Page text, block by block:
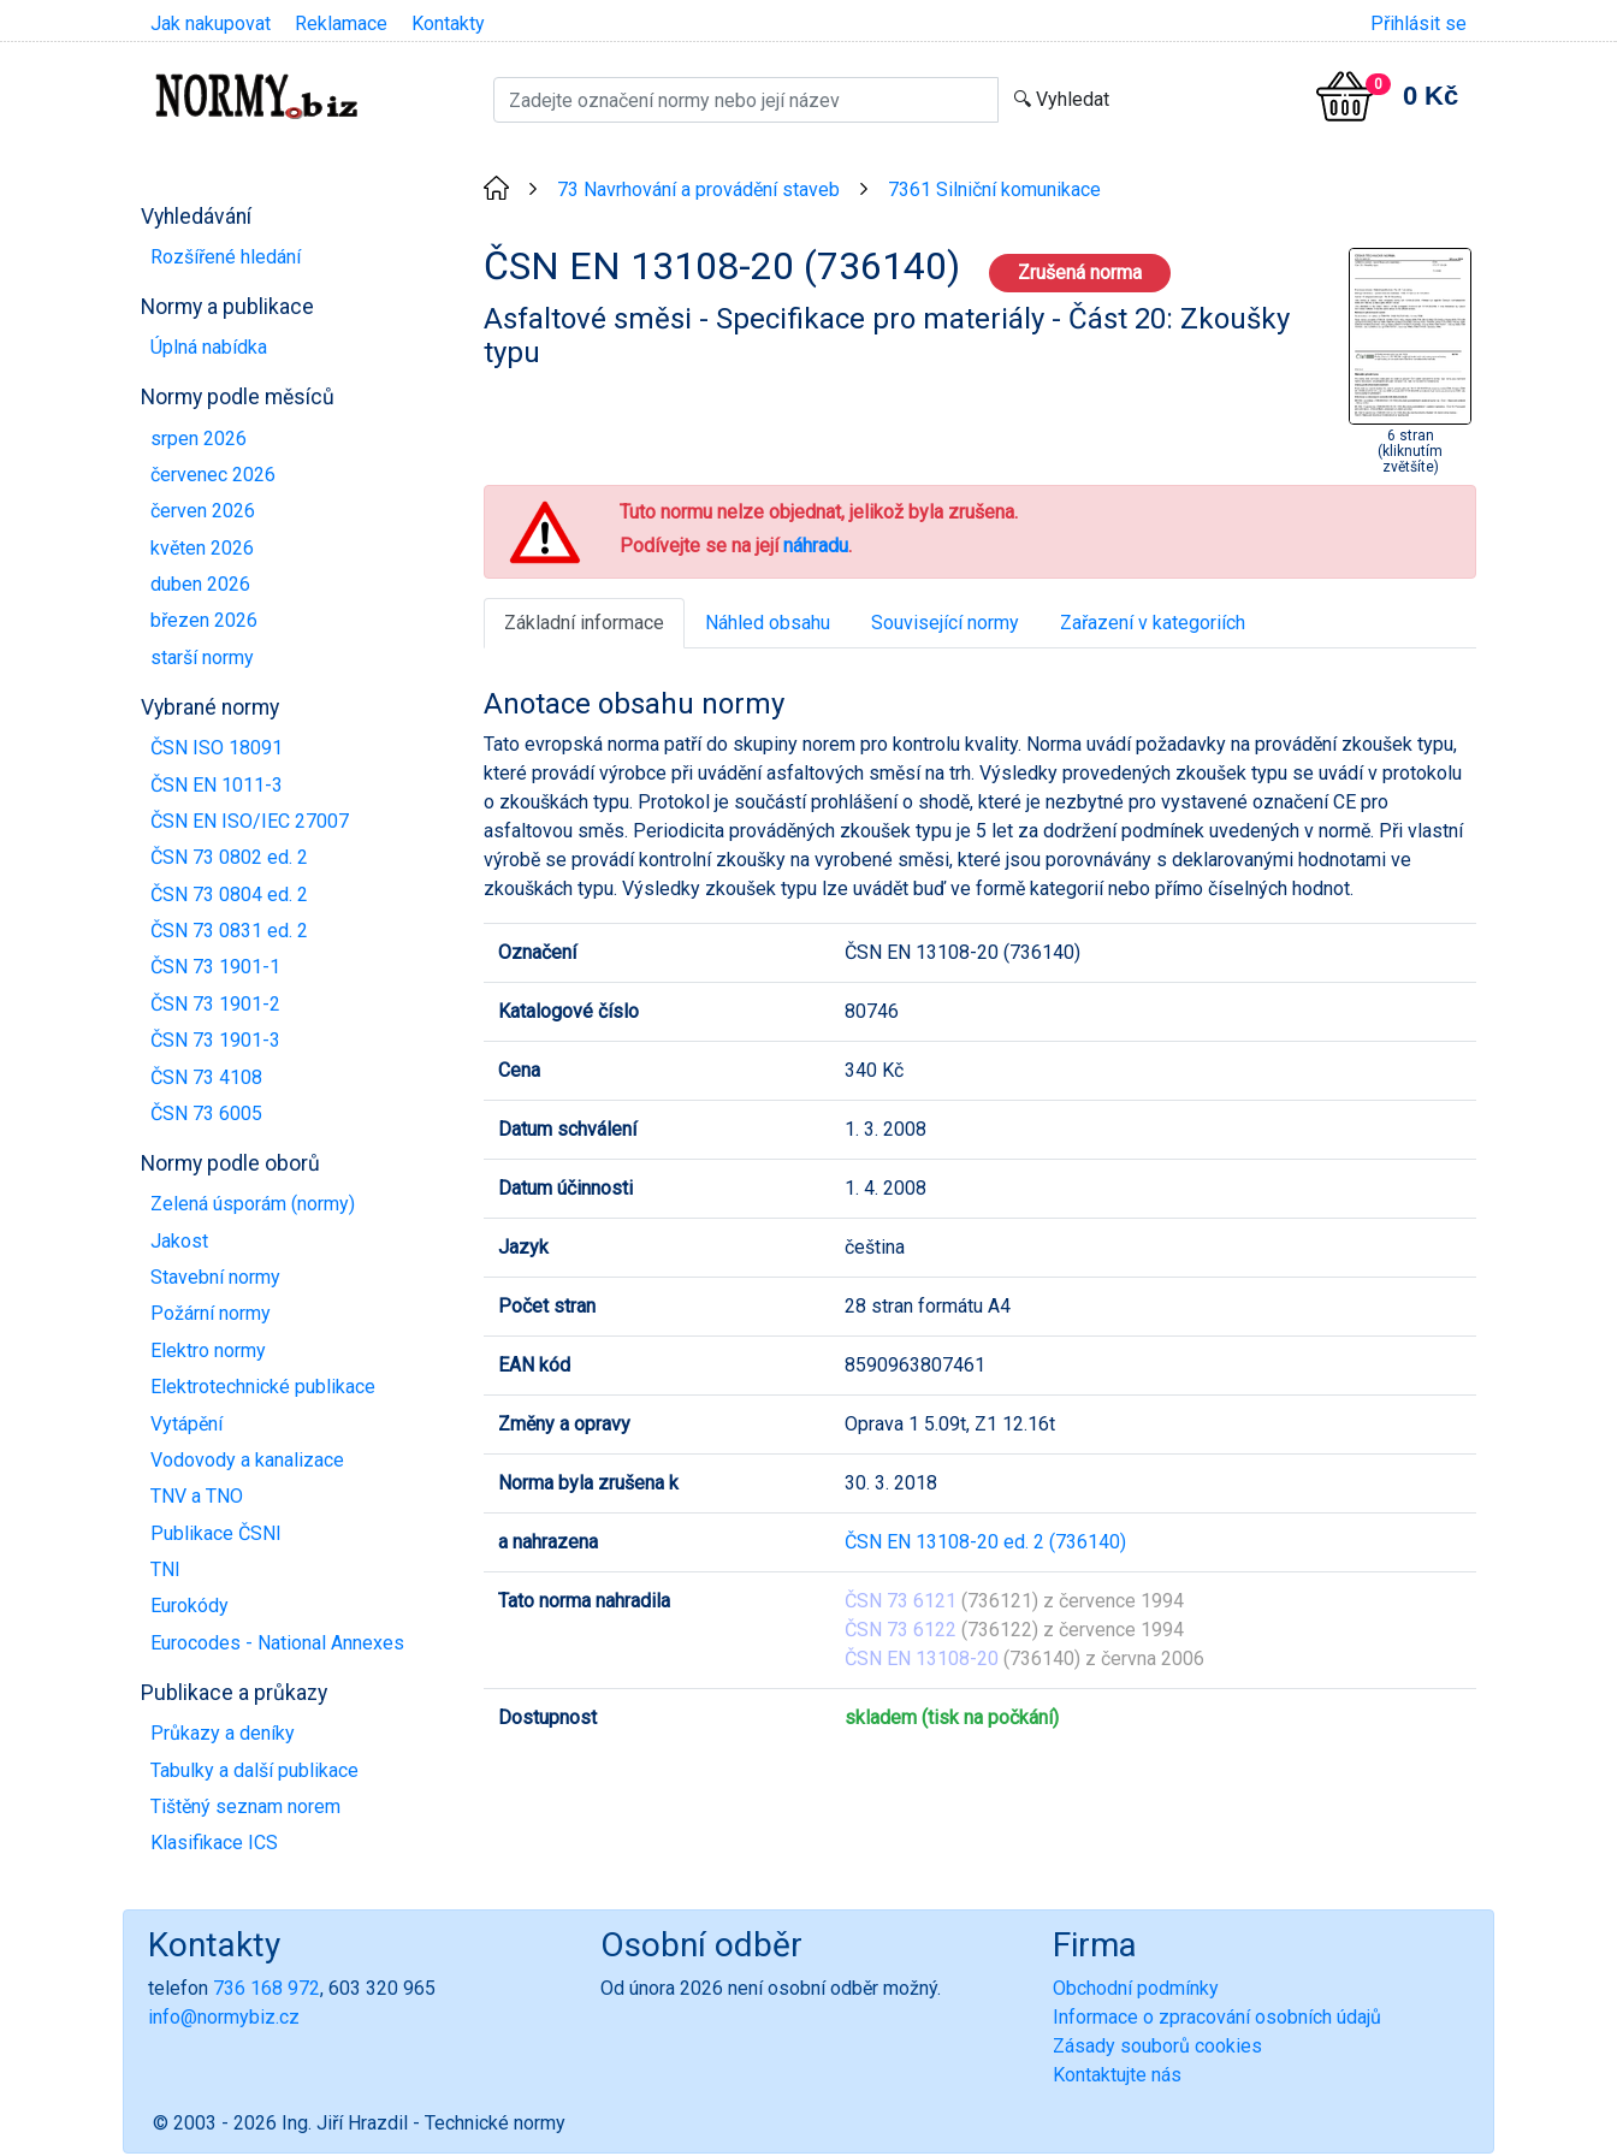
Jak nakupovat Reklamace Kontakty Přihlásit se
0 0 Kč
Vyhledávání
Rozšířené hledání
Normy a publikace
Úplná nabídka
Normy podle měsíců
srpen 2026
červenec 2026
červen 2026
květen 2026
duben 2026
březen 2026
starší normy
Vybrané normy
ČSN ISO 18091
ČSN EN 1011-3
ČSN EN ISO/IEC 27007
ČSN 73 0802 ed. 2
ČSN 73 0804 ed. 2
ČSN 73 0831 ed. 2
ČSN 73 1901-1
ČSN 73 1901-2
ČSN 73 1901-3
ČSN 73 4108
ČSN 73 6005
Normy podle oborů
Zelená úsporám (normy)
Jakost
Stavební normy
Požární normy
Elektro normy
Elektrotechnické publikace
Vytápění
Vodovody a kanalizace
TNV a TNO
Publikace ČSNI
TNI
Eurokódy
Eurocodes - National Annexes
Publikace a průkazy
Průkazy a deníky
Tabulky a další publikace
Tištěný seznam norem
Klasifikace ICS
73 Navrhování a provádění staveb 7361 Silniční komunikace
ČSN EN 13108-20 (736140) Zrušená norma
Asfaltové směsi - Specifikace pro materiály - Část 20: Zkoušky
typu
6 stran
(kliknutím
zvětšíte)
Tuto normu nelze objednat, jelikož byla zrušena.
Podívejte se na jejínáhradu.
Základní informace Náhled obsahu Související normy Zařazení v kategoriích
Anotace obsahu normy
Tato evropská norma patří do skupiny norem pro kontrolu kvality. Norma uvádí požadavky na provádění zkoušek typu,
které provádí výrobce při uvádění asfaltových směsí na trh. Výsledky provedených zkoušek typu se uvádí v protokolu
o zkouškách typu. Protokol je součástí prohlášení o shodě, které je nezbytné pro vystavené označení CE pro
asfaltovou směs. Periodicita prováděných zkoušek typu je 5 let za dodržení podmínek uvedených v normě. Při vlastní
výrobě se provádí kontrolní zkoušky na vyrobené směsi, které jsou porovnávány s deklarovanými hodnotami ve
zkouškách typu. Výsledky zkoušek typu lze uvádět buď ve formě kategorií nebo přímo číselných hodnot.
Označení ČSN EN 13108-20 (736140)
Katalogové číslo 80746
Cena 340 Kč
Datum schválení 1. 3. 2008
Datum účinnosti 1. 4. 2008
Jazyk čeština
Počet stran 28 stran formátu A4
EAN kód 8590963807461
Změny a opravy Oprava 1 5.09t, Z1 12.16t
Norma byla zrušena k 30. 3. 2018
a nahrazena ČSN EN 13108-20 ed. 2 (736140)
Tato norma nahradila ČSN 73 6121 (736121) z července 1994
ČSN 73 6122 (736122) z července 1994
ČSN EN 13108-20 (736140) z června 2006
Dostupnost skladem (tisk na počkání)
Kontakty
telefon 736 168 972, 603 320 965
info@normybiz.cz
Osobní odběr
Od února 2026 není osobní odběr možný.
Firma
Obchodní podmínky
Informace o zpracování osobních údajů
Zásady souborů cookies
Kontaktujte nás
© 2003 - 2026 Ing. Jiří Hrazdil - Technické normy